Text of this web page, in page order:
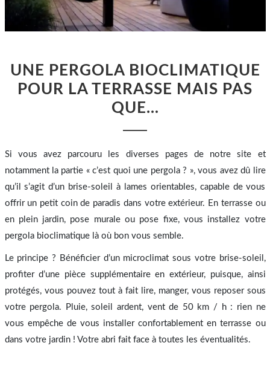
UNE PERGOLA BIOCLIMATIQUE
POUR LA TERRASSE MAIS PAS
QUE…
Si vous avez parcouru les diverses pages de notre site et
notamment la partie « c’est quoi une pergola ? », vous avez dû lire
qu’il s’agit d’un brise-soleil à lames orientables, capable de vous
offrir un petit coin de paradis dans votre extérieur. En terrasse ou
en plein jardin, pose murale ou pose fixe, vous installez votre
pergola bioclimatique là où bon vous semble.
Le principe ? Bénéficier d’un microclimat sous votre brise-soleil,
profiter d’une pièce supplémentaire en extérieur, puisque, ainsi
protégés, vous pouvez tout à fait lire, manger, vous reposer sous
votre pergola. Pluie, soleil ardent, vent de 50 km / h : rien ne
vous empêche de vous installer confortablement en terrasse ou
dans votre jardin ! Votre abri fait face à toutes les éventualités.